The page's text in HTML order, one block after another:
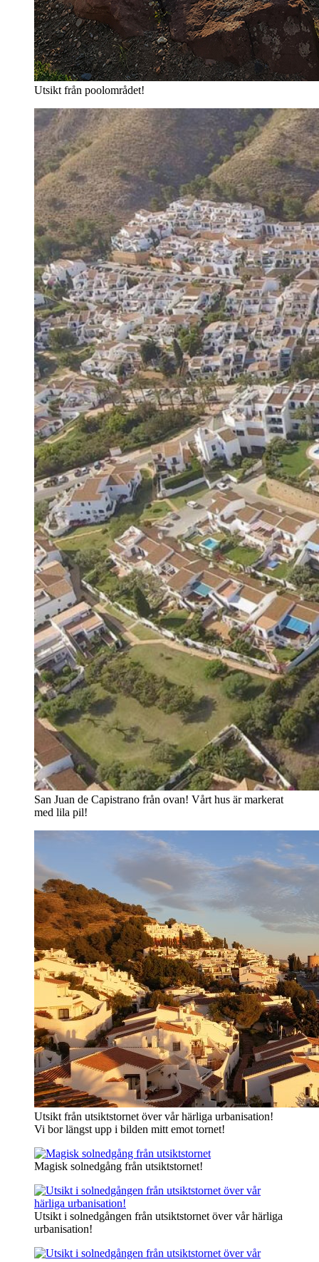
Utsikt från poolområdet!
San Juan de Capistrano från ovan! Vårt hus är markerat
med lila pil!
Utsikt från utsiktstornet över vår härliga urbanisation!
Vi bor längst upp i bilden mitt emot tornet!
Magisk solnedgång från utsiktstornet!
Utsikt i solnedgången från utsiktstornet över vår härliga
urbanisation!